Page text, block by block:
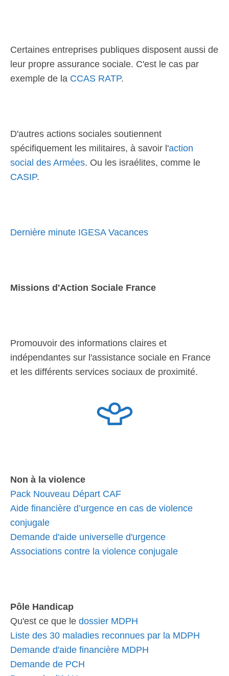
Certaines entreprises publiques disposent aussi de
leur propre assurance sociale. C'est le cas par
exemple de la CCAS RATP.
D'autres actions sociales soutiennent
spécifiquement les militaires, à savoir l'action
social des Armées. Ou les israélites, comme le
CASIP.
Dernière minute IGESA Vacances
Missions d'Action Sociale France
Promouvoir des informations claires et
indépendantes sur l'assistance sociale en France
et les différents services sociaux de proximité.
Non à la violence
Pack Nouveau Départ CAF
Aide financière d’urgence en cas de violence
conjugale
Demande d'aide universelle d'urgence
Associations contre la violence conjugale
Pôle Handicap
Qu'est ce que le dossier MDPH
Liste des 30 maladies reconnues par la MDPH
Demande d'aide financière MDPH
Demande de PCH